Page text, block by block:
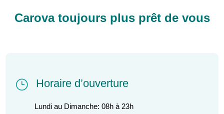
Carova toujours plus prêt de vous
} Horaire d’ouverture
Lundi au Dimanche: 08h à 23h